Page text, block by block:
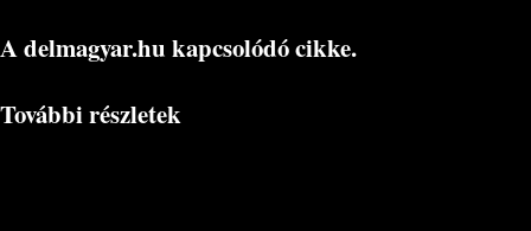
A delmagyar.hu kapcsolódó cikke.
További részletek